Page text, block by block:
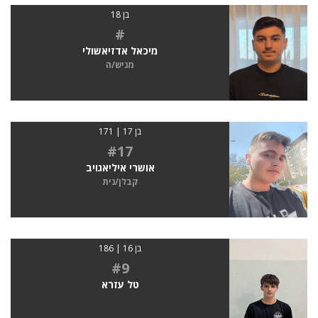
בן 18
#
מיכאל אדזיאשולי
מגיש/ה
בן 17 | 171
#17
אושרי איליאגויב
קבלן/נית
בן 16 | 186
#9
טל עזרא